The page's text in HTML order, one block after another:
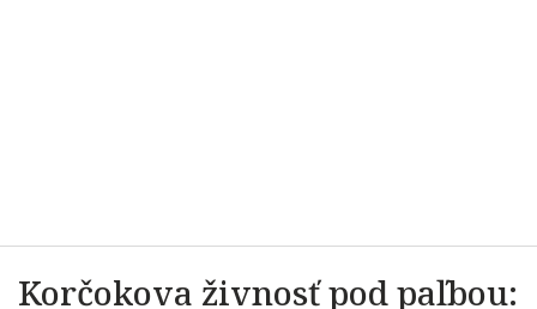
Korčokova živnosť pod paľbou: